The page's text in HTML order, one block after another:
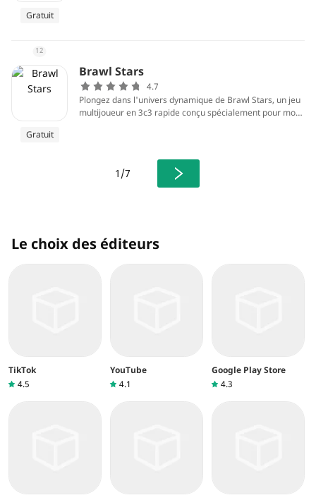
Gratuit
12
Gratuit
Brawl Stars
4.7
Plongez dans l'univers dynamique de Brawl Stars, un jeu
multijoueur en 3c3 rapide conçu spécialement pour mobil
rs, de gadgets étonnants, et collectionnez des skins pour
personnaliser vos héros. Explorez des modes de jeu varié
s tels que Razzia de gemmes, Survivant, Brawlball, et bie
1/7
Le choix des éditeurs
TikTok
4.5
YouTube
4.1
Google Play Store
4.3